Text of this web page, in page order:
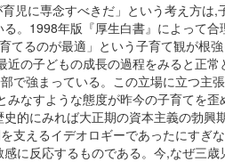
児に専念すべきだ」という考え方は
。1998年版『厚生白書』によって
てるのが最適」という子育て観が根
の子どもの成長の過程をみると正
で強まっている。この立場に立つ主
なすような態度が昨今の子育てを
的にみれば大正期の資本主義の勃
支えるイデオロギーであったにすぎ
に反応するものである。今,なぜ三